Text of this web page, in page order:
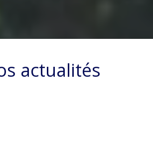
actualités